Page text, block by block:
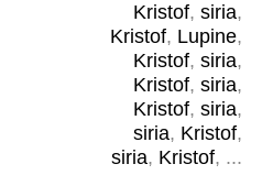
Kristof, siria,
Kristof, Lupine,
Kristof, siria,
Kristof, siria,
Kristof, siria,
siria, Kristof,
siria, Kristof, ...